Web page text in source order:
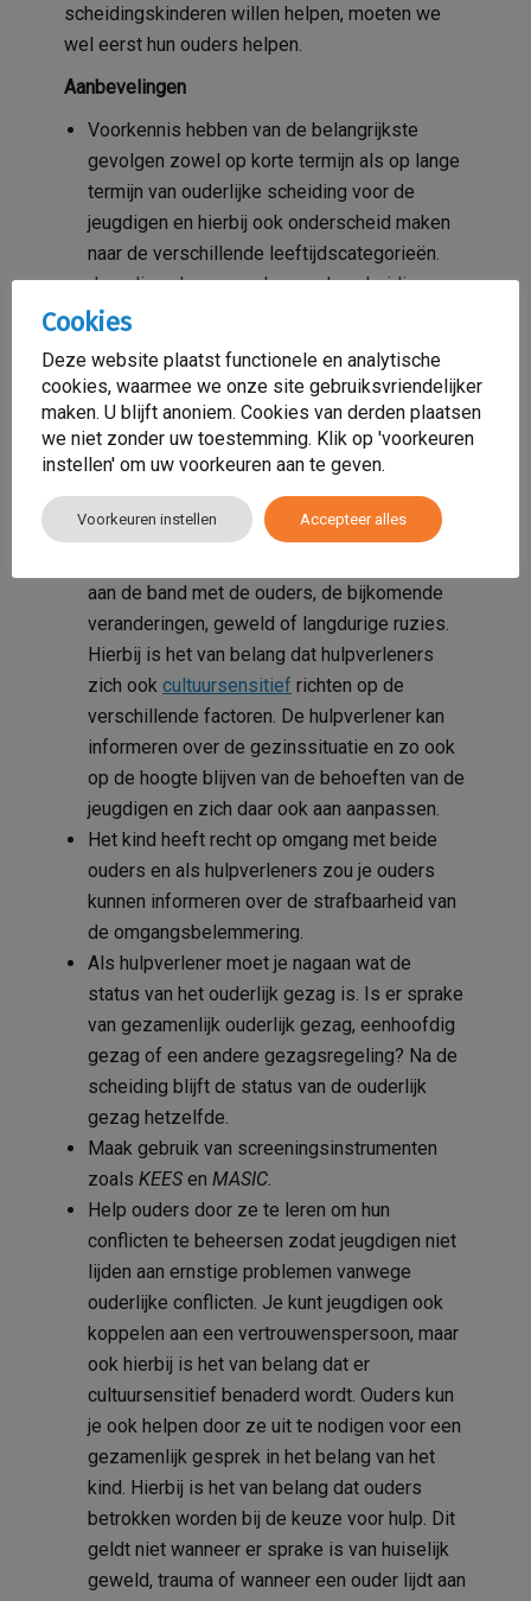
scheidingskinderen willen helpen, moeten we
wel eerst hun ouders helpen.
Aanbevelingen
Voorkennis hebben van de belangrijkste
gevolgen zowel op korte termijn als op lange
termijn van ouderlijke scheiding voor de
jeugdigen en hierbij ook onderscheid maken
naar de verschillende leeftijdscategorieën.
Jeugdigen kunnen ook voor de scheiding en
na de scheiding te maken kunnen hebben met
huiselijk geweld en kindermishandeling. Als
zorghulpverlener is het van groot belang dat
je heel attent bent en dat je bij minimale
vermoedens al protocol voorMeldcode
huiselijk geweld en kindermishandeling
doorneemt.
Kennis hebben van de belangrijkste risico- en
aan de band met de ouders, de bijkomende
veranderingen, geweld of langdurige ruzies.
Hierbij is het van belang dat hulpverleners
zich ook cultuursensitief richten op de
verschillende factoren. De hulpverlener kan
informeren over de gezinssituatie en zo ook
op de hoogte blijven van de behoeften van de
jeugdigen en zich daar ook aan aanpassen.
Het kind heeft recht op omgang met beide
ouders en als hulpverleners zou je ouders
kunnen informeren over de strafbaarheid van
de omgangsbelemmering.
Als hulpverlener moet je nagaan wat de
status van het ouderlijk gezag is. Is er sprake
van gezamenlijk ouderlijk gezag, eenhoofdig
gezag of een andere gezagsregeling? Na de
scheiding blijft de status van de ouderlijk
gezag hetzelfde.
Maak gebruik van screeningsinstrumenten
zoals KEES en MASIC.
Help ouders door ze te leren om hun
conflicten te beheersen zodat jeugdigen niet
lijden aan ernstige problemen vanwege
ouderlijke conflicten. Je kunt jeugdigen ook
koppelen aan een vertrouwenspersoon, maar
ook hierbij is het van belang dat er
cultuursensitief benaderd wordt. Ouders kun
je ook helpen door ze uit te nodigen voor een
gezamenlijk gesprek in het belang van het
kind. Hierbij is het van belang dat ouders
betrokken worden bij de keuze voor hulp. Dit
geldt niet wanneer er sprake is van huiselijk
geweld, trauma of wanneer een ouder lijdt aan
Cookies
Deze website plaatst functionele en analytische
cookies, waarmee we onze site gebruiksvriendelijker
maken. U blijft anoniem. Cookies van derden plaatsen
we niet zonder uw toestemming. Klik op 'voorkeuren
instellen' om uw voorkeuren aan te geven.
Voorkeuren instellen Accepteer alles